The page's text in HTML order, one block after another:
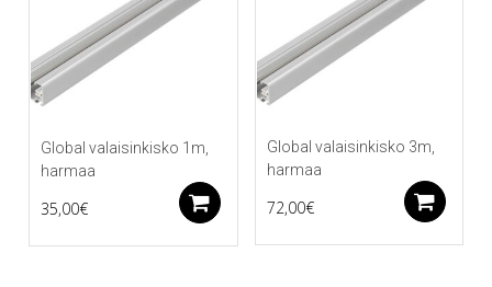
Global valaisinkisko 1m,
harmaa
35,00€ Lisää ostoskoriin
Global valaisinkisko 3m,
harmaa
72,00€